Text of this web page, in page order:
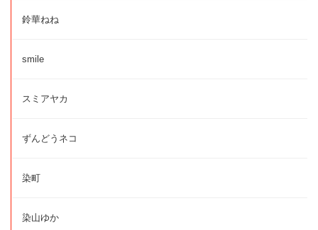
鈴華ねね
smile
スミアヤカ
ずんどうネコ
染町
染山ゆか